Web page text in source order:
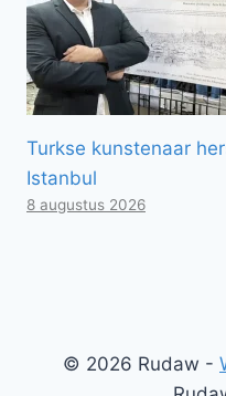
Turkse kunstenaar
Istanbul
8 augustus 2026
© 2026 Rudaw -